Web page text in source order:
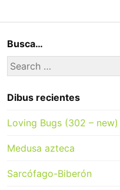
Busca…
Search
for:
Dibus recientes
Loving Bugs (302 – new)
Medusa azteca
Sarcófago-Biberón